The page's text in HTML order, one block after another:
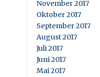
November 2017
Oktober 2017
September 2017
August 2017
Juli 2017
Juni 2017
Mai 2017